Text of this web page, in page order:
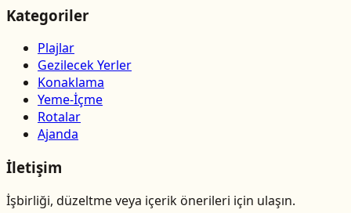
Kategoriler
Plajlar
Gezilecek Yerler
Konaklama
Yeme-İçme
Rotalar
Ajanda
İletişim
İşbirliği, düzeltme veya içerik önerileri için ulaşın.